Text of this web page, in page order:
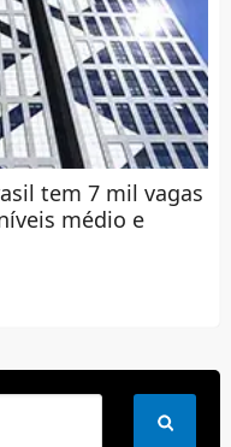
tem 7 mil vagas
médio e